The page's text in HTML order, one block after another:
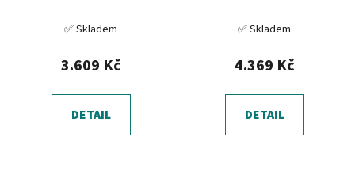
✅ Skladem
3.609 Kč
DETAIL
✅ Skladem
4.369 Kč
DETAIL